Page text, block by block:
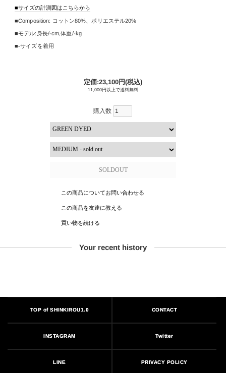
サイズの計測図はこちらから
Composition: コットン80%、ポリエステル20%
モデル:身長/-cm,体重/-kg
-サイズを着用
定価:23,100円(税込)
11,000円以上で送料無料
購入数
この商品についてお問い合わせる
この商品を友達に教える
買い物を続ける
Your recent history
TOP of SHINKIROU1.0 CONTACT
INSTAGRAM Twitter
LINE PRIVACY POLICY